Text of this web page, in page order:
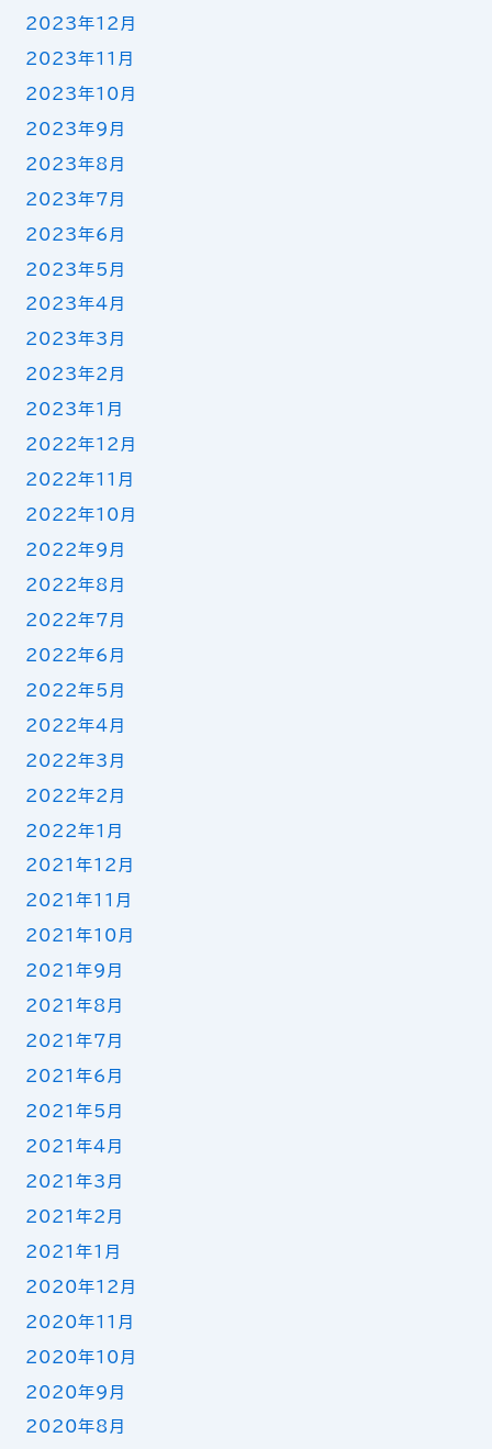
2023年12月
2023年11月
2023年10月
2023年9月
2023年8月
2023年7月
2023年6月
2023年5月
2023年4月
2023年3月
2023年2月
2023年1月
2022年12月
2022年11月
2022年10月
2022年9月
2022年8月
2022年7月
2022年6月
2022年5月
2022年4月
2022年3月
2022年2月
2022年1月
2021年12月
2021年11月
2021年10月
2021年9月
2021年8月
2021年7月
2021年6月
2021年5月
2021年4月
2021年3月
2021年2月
2021年1月
2020年12月
2020年11月
2020年10月
2020年9月
2020年8月